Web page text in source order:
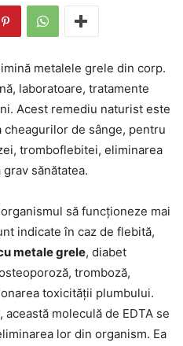
metalele grele din corp.
laboratoare, tratamente
Acest remediu naturist este
de sânge, pentru
tromboflebitei, eliminarea
sănătatea.
să funcționeze mai
indicate în caz de flebită,
metale grele, diabet
tromboză,
toxicității plumbului.
această moleculă de EDTA se
lor din organism. Ea